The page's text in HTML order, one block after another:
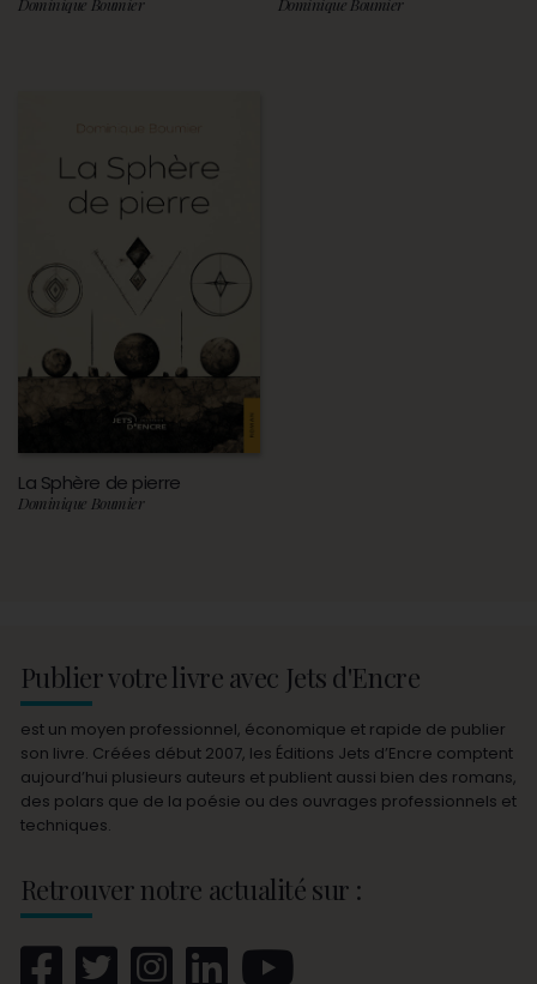
La Sphère de pierre
Dominique Boumier
Publier votre livre avec Jets d'Encre
est un moyen professionnel, économique et rapide de publier
son livre. Créées début 2007, les Éditions Jets d’Encre comptent
aujourd’hui plusieurs auteurs et publient aussi bien des romans,
des polars que de la poésie ou des ouvrages professionnels et
techniques.
Retrouver notre actualité sur :